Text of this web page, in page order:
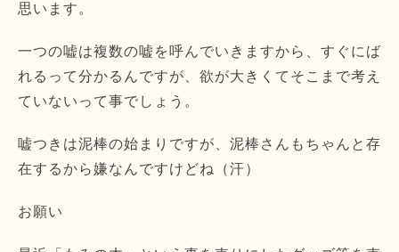
思います。
一つの嘘は複数の嘘を呼んでいきますから、すぐにば
れるって分かるんですが、欲が大きくてそこまで考え
ていないって事でしょう。
嘘つきは泥棒の始まりですが、泥棒さんもちゃんと存
在するから嫌なんですけどね（汗）
お願い